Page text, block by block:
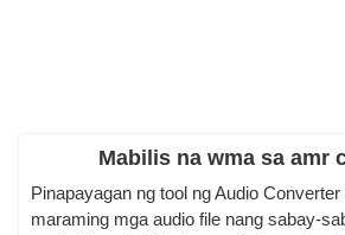
Mabilis na wma sa amr
Pinapayagan ng tool ng Audio
maraming mga audio file nang sabay-